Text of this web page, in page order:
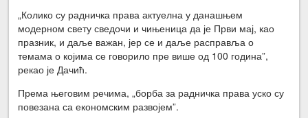
„Колико су радничка права актуелна у данашњем
модерном свету сведочи и чињеница да је Први мај, као
празник, и даље важан, јер се и даље расправља о
темама о којима се говорило пре више од 100 година”,
рекао је Дачић.
Према његовим речима, „борба за радничка права уско су
повезана са економским развојем”.